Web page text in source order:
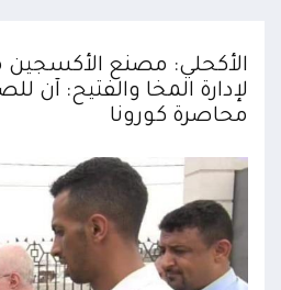
الأكحلي: مصنع
لإدارة المخا والفتيح: آن
محاصرة كورونا